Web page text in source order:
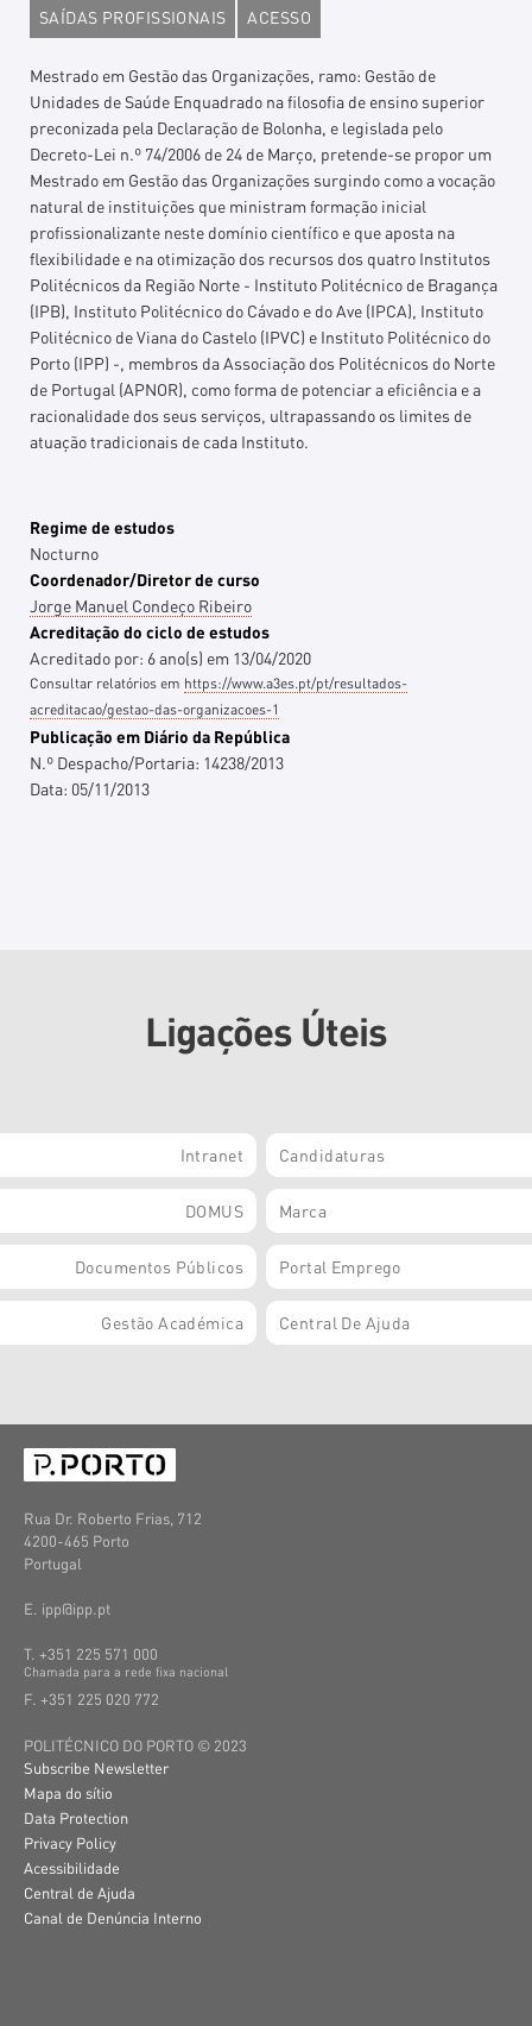
SAÍDAS PROFISSIONAIS
ACESSO
Mestrado em Gestão das Organizações, ramo: Gestão de
Unidades de Saúde Enquadrado na filosofia de ensino superior
preconizada pela Declaração de Bolonha, e legislada pelo
Decreto-Lei n.º 74/2006 de 24 de Março, pretende-se propor um
Mestrado em Gestão das Organizações surgindo como a vocação
natural de instituições que ministram formação inicial
profissionalizante neste domínio científico e que aposta na
flexibilidade e na otimização dos recursos dos quatro Institutos
Politécnicos da Região Norte - Instituto Politécnico de Bragança
(IPB), Instituto Politécnico do Cávado e do Ave (IPCA), Instituto
Politécnico de Viana do Castelo (IPVC) e Instituto Politécnico do
Porto (IPP) -, membros da Associação dos Politécnicos do Norte
de Portugal (APNOR), como forma de potenciar a eficiência e a
racionalidade dos seus serviços, ultrapassando os limites de
atuação tradicionais de cada Instituto.
Regime de estudos
Nocturno
Coordenador/Diretor de curso
Jorge Manuel Condeço Ribeiro
Acreditação do ciclo de estudos
Acreditado por: 6ano(s) em 13/04/2020
Consultar relatórios em https://www.a3es.pt/pt/resultados-
acreditacao/gestao-das-organizacoes-1
Publicação em Diário da República
N.º Despacho/Portaria: 14238/2013
Data: 05/11/2013
Ligações Úteis
Intranet Candidaturas
DOMUS Marca
Documentos Públicos Portal Emprego
Gestão Académica Central De Ajuda
Rua Dr. Roberto Frias, 712
4200-465 Porto
Portugal
E. ipp@ipp.pt
T. +351 225 571 000
Chamada para a rede fixa nacional
F. +351 225 020 772
POLITÉCNICO DO PORTO © 2023
Subscribe Newsletter
Mapa do sítio
Data Protection
Privacy Policy
Acessibilidade
Central de Ajuda
Canal de Denúncia Interno